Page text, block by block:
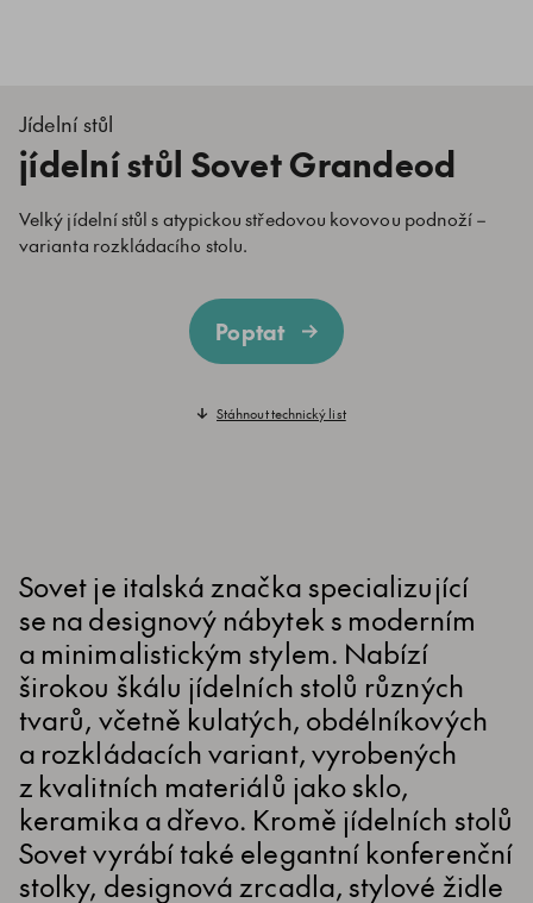
Jídelní stůl
jídelní stůl Sovet Grandeod
Velký jídelní stůl s atypickou středovou kovovou podnoží –
varianta rozkládacího stolu.
Poptat
Stáhnout technický list
Sovet je italská značka specializující
se na designový nábytek s moderním
a minimalistickým stylem. Nabízí
širokou škálu jídelních stolů různých
tvarů, včetně kulatých, obdélníkových
a rozkládacích variant, vyrobených
z kvalitních materiálů jako sklo,
keramika a dřevo. Kromě jídelních stolů
Sovet vyrábí také elegantní konferenční
stolky, designová zrcadla, stylové židle